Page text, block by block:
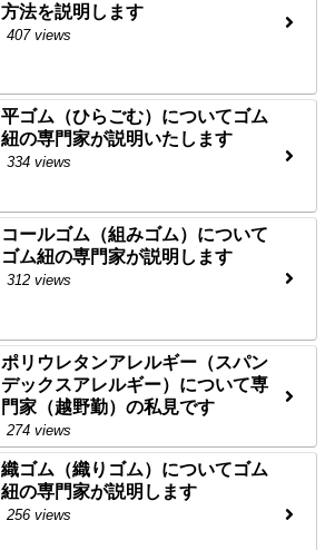
方法を説明します
407 views
平ゴム（ひらごむ）についてゴム
紐の専門家が説明いたします
334 views
コールゴム（組みゴム）について
ゴム紐の専門家が説明します
312 views
ポリウレタンアレルギー（スパン
デックスアレルギー）について専
門家（越野勤）の私見です
274 views
織ゴム（織りゴム）についてゴム
紐の専門家が説明します
256 views